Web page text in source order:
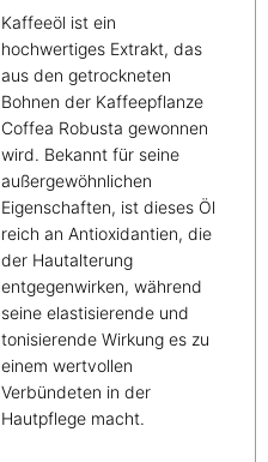
Kaffeeöl ist ein
hochwertiges Extrakt, das
aus den getrockneten
Bohnen der Kaffeepflanze
Coffea Robusta gewonnen
wird. Bekannt für seine
außergewöhnlichen
Eigenschaften, ist dieses Öl
reich an Antioxidantien, die
der Hautalterung
entgegenwirken, während
seine elastisierende und
tonisierende Wirkung es zu
einem wertvollen
Verbündeten in der
Hautpflege macht.